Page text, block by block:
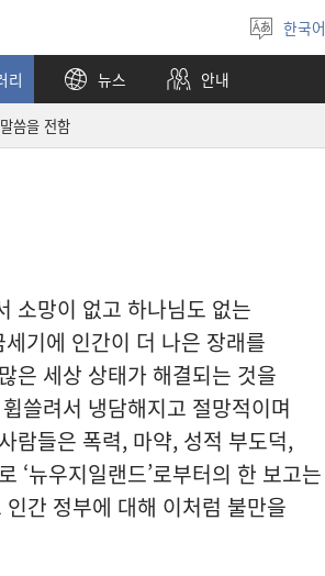
언어
선택
한국어
리 뉴스 안내
씀을 전함
소망이 없고 하나님도 없는
세기에 인간이 더 나은 장래를
은 세상 상태가 해결되는 것을
쓸려서 냉담해지고 절망적이며
람들은 폭력, 마약, 성적 부도덕,
‘뉴우지일랜드’로부터의 한 보고는
간 정부에 대해 이처럼 불만을